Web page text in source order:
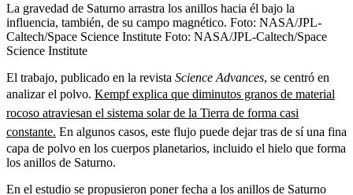
La gravedad de Saturno arrastra los anillos hacia él bajo la
influencia, también, de su campo magnético. Foto: NASA/JPL-
Caltech/Space Science Institute Foto: NASA/JPL-Caltech/Space
Science Institute
El trabajo, publicado en la revista Science Advances, se centró en
analizar el polvo. Kempf explica que diminutos granos de material
rocoso atraviesan el sistema solar de la Tierra de forma casi
constante. En algunos casos, este flujo puede dejar tras de sí una fina
capa de polvo en los cuerpos planetarios, incluido el hielo que forma
los anillos de Saturno.
En el estudio se propusieron poner fecha a los anillos de Saturno